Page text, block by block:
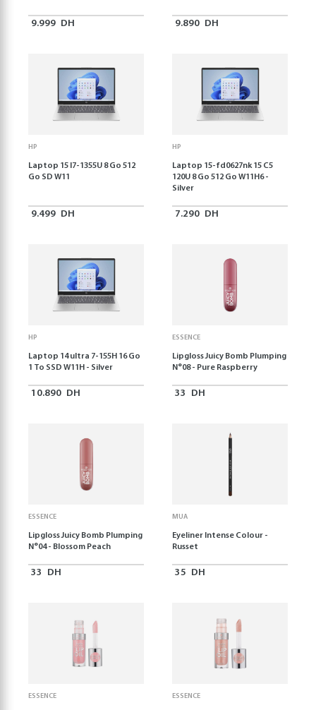
9.999 DH 9.890 DH
HP
Laptop 15 I7-1355U 8 Go 512
Go SD W11
9.499 DH
HP
Laptop 15-fd0627nk 15 C5
120U 8 Go 512 Go W11H6 -
Silver
7.290 DH
HP
Laptop 14 ultra 7-155H 16 Go
1 To SSD W11H - Silver
10.890 DH
ESSENCE
Lipgloss Juicy Bomb Plumping
N°08 - Pure Raspberry
33 DH
ESSENCE
Lipgloss Juicy Bomb Plumping
N°04 - Blossom Peach
33 DH
MUA
Eyeliner Intense Colour -
Russet
35 DH
ESSENCE ESSENCE